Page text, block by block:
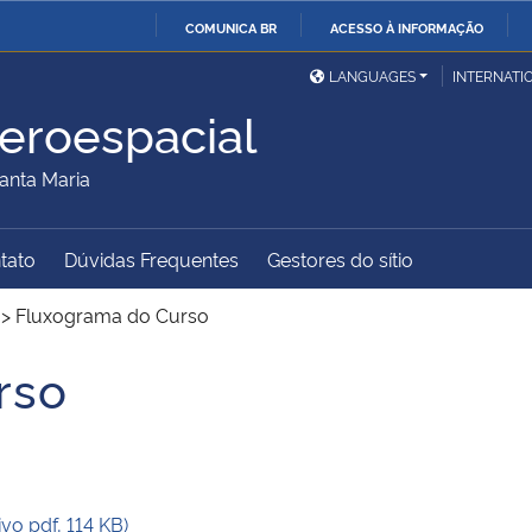
COMUNICA BR ACESSO À INFORMAÇÃO
Ministério da Defesa
Ministério das Relações
Exteriores
Ministério da Cidadania
Ministério do
Desenvolvimento Regional
Controladoria-Geral da
Advocacia-Geral da União
LANGUAGES
Maria
Dúvidas Frequentes Gestores do sítio
> Fluxograma do Curso
pdf, 114 KB)